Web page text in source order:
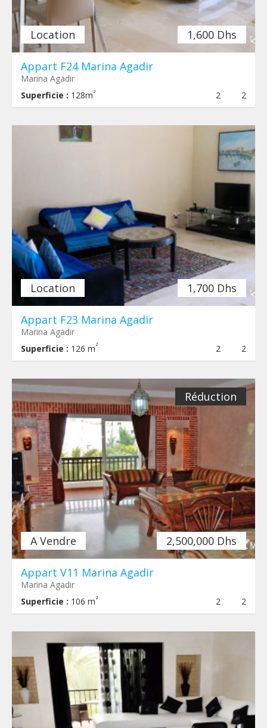
Location 1,600 Dhs
Appart F24 Marina Agadir
Marina Agadir
Superficie : 128m² 2
2
Location 1,700 Dhs
Appart F23 Marina Agadir
Marina Agadir
Superficie : 126 m² 2
2
A Vendre 2,500,000 Dhs
Réduction
Appart V11 Marina Agadir
Marina Agadir
Superficie : 106 m² 2
2